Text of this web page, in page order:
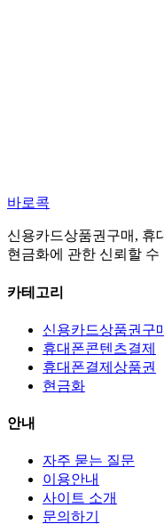
바로콕
신용카드상품권구매, 휴
현금화에 관한 신뢰할
카테고리
신용카드상품권구
휴대폰콘텐츠결제
휴대폰결제상품권
현금화
안내
자주 묻는 질문
이용안내
사이트 소개
문의하기